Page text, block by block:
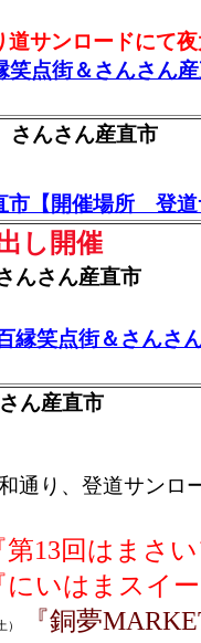
道サンロードにて
笑点街＆さんさん
）さんさん
市【開催場所 登道
し開催
）さんさん
縁笑点街＆さん
んさん産直
通り、登道サンロ
はまさいフ
スイーツ
） 『銅夢